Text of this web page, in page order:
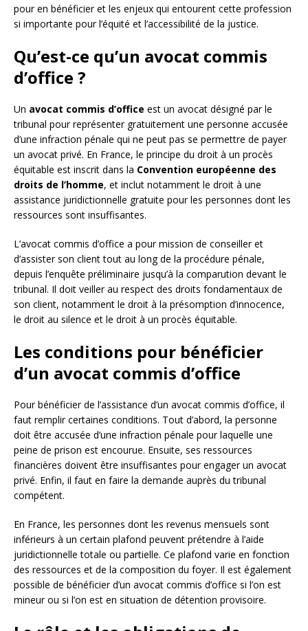
pour en bénéficier et les enjeux qui entourent cette profession
si importante pour l’équité et l’accessibilité de la justice.
Qu’est-ce qu’un avocat commis
d’office ?
Un avocat commis d’office est un avocat désigné par le
tribunal pour représenter gratuitement une personne accusée
d’une infraction pénale qui ne peut pas se permettre de payer
un avocat privé. En France, le principe du droit à un procès
équitable est inscrit dans la Convention européenne des
droits de l’homme, et inclut notamment le droit à une
assistance juridictionnelle gratuite pour les personnes dont les
ressources sont insuffisantes.
L’avocat commis d’office a pour mission de conseiller et
d’assister son client tout au long de la procédure pénale,
depuis l’enquête préliminaire jusqu’à la comparution devant le
tribunal. Il doit veiller au respect des droits fondamentaux de
son client, notamment le droit à la présomption d’innocence,
le droit au silence et le droit à un procès équitable.
Les conditions pour bénéficier
d’un avocat commis d’office
Pour bénéficier de l’assistance d’un avocat commis d’office, il
faut remplir certaines conditions. Tout d’abord, la personne
doit être accusée d’une infraction pénale pour laquelle une
peine de prison est encourue. Ensuite, ses ressources
financières doivent être insuffisantes pour engager un avocat
privé. Enfin, il faut en faire la demande auprès du tribunal
compétent.
En France, les personnes dont les revenus mensuels sont
inférieurs à un certain plafond peuvent prétendre à l’aide
juridictionnelle totale ou partielle. Ce plafond varie en fonction
des ressources et de la composition du foyer. Il est également
possible de bénéficier d’un avocat commis d’office si l’on est
mineur ou si l’on est en situation de détention provisoire.